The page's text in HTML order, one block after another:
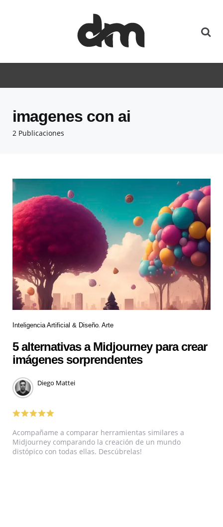
2 Publicaciones
imagenes con ai
Inteligencia Artificial & Diseño Arte
5 alternativas a Midjourney para crear
imágenes sorprendentes
Diego Mattei
Acompañame a comparar herramientas similares a
Midjourney comparando la creación de un mundo
distópico con todas ellas. Descúbrelas!